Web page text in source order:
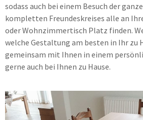
sodass auch bei einem Besuch der
kompletten Freundeskreises alle an
oder Wohnzimmertisch Platz finden.
welche Gestaltung am besten in Ihr zu
gemeinsam mit Ihnen in einem
gerne auch bei Ihnen zu Hause.